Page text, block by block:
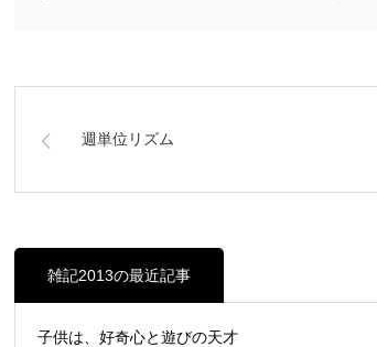
週単位リズム
雑記2013の最近記事
子供は、好奇心と遊びの天才